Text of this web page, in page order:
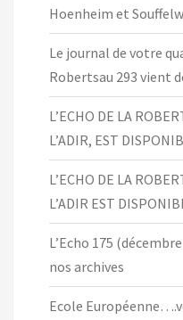
Hoenheim et
Le journal de votre
Robertsau 293 vient
L’ECHO DE LA
L’ADIR, EST
L’ECHO DE LA
L’ADIR EST
L’Echo 175
nos archives
Ecole